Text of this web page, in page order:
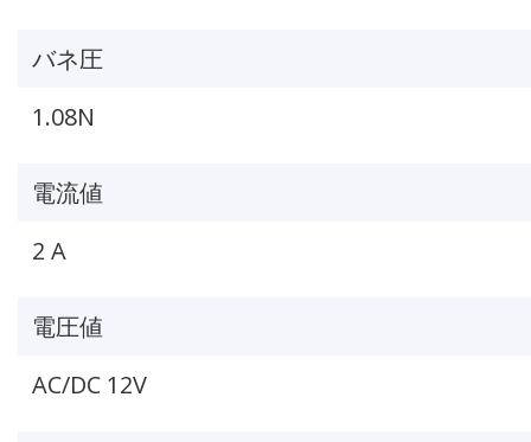
バネ圧
1.08N
電流値
2 A
電圧値
AC/DC 12V